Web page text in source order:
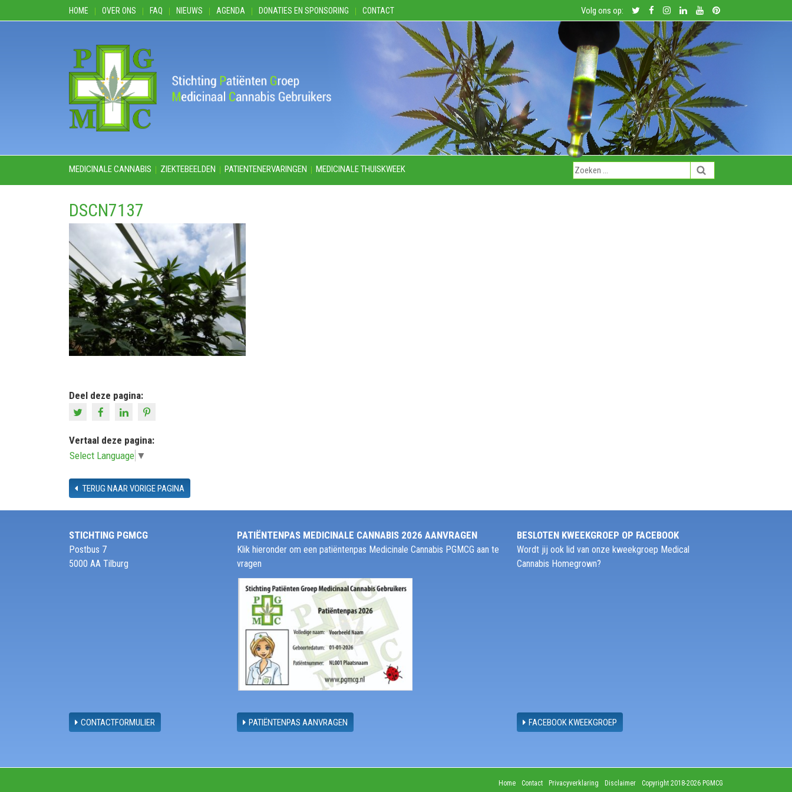
HOME OVER ONS FAQ NIEUWS AGENDA DONATIES EN SPONSORING CONTACT Volg ons op:
MEDICINALE CANNABIS ZIEKTEBEELDEN PATIENTENERVARINGEN MEDICINALE THUISKWEEK
DSCN7137
Deel deze pagina:
Vertaal deze pagina:
Select Language ▼
TERUG NAAR VORIGE PAGINA
STICHTING PGMCG
Postbus 7
5000 AA Tilburg
CONTACTFORMULIER
PATIËNTENPAS MEDICINALE CANNABIS 2026 AANVRAGEN
Klik hieronder om een patiëntenpas Medicinale Cannabis PGMCG aan te
vragen
PATIËNTENPAS AANVRAGEN
BESLOTEN KWEEKGROEP OP FACEBOOK
Wordt jij ook lid van onze kweekgroep Medical
Cannabis Homegrown?
FACEBOOK KWEEKGROEP
Home Contact Privacyverklaring Disclaimer Copyright 2018-2026 PGMCG